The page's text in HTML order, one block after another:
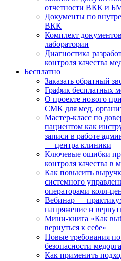
отчетности ВКК и
Документы по
ВКК
Комплект
лаборатории
Диагностика
контроля качества
Бесплатно
Заказать обратный
График бесплатных
О проекте нового
СМК для мед.
Мастер-класс по
пациентом как
записи в работе
— центра клиники
Ключевые ошибки
контроля качества в
Как повысить
системного
операторами колл-
Вебинар —
напряжение и
Мини-книга «Как
вернуться к себе»
Новые требования
безопасности
Как применить